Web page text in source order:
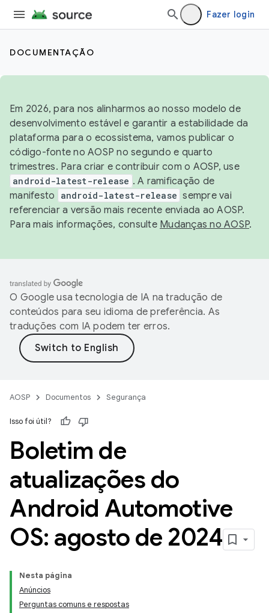
Fazer login
DOCUMENTAÇÃO
Em 2026, para nos alinharmos ao nosso modelo de
desenvolvimento estável e garantir a estabilidade da
plataforma para o ecossistema, vamos publicar o
código-fonte no AOSP no segundo e quarto
trimestres. Para criar e contribuir com o AOSP, use
android-latest-release . A ramificação de
manifesto
android-latest-release sempre vai
referenciar a versão mais recente enviada ao AOSP.
Para mais informações, consulte Mudanças no AOSP.
O Google usa tecnologia de IA na tradução de
conteúdos para seu idioma de preferência. As
traduções com IA podem ter erros.
AOSP Documentos Segurança
Isso foi útil?
Boletim de
atualizações do
Android Automotive
OS: agosto de 2024
Nesta página
Anúncios
Perguntas comuns e respostas